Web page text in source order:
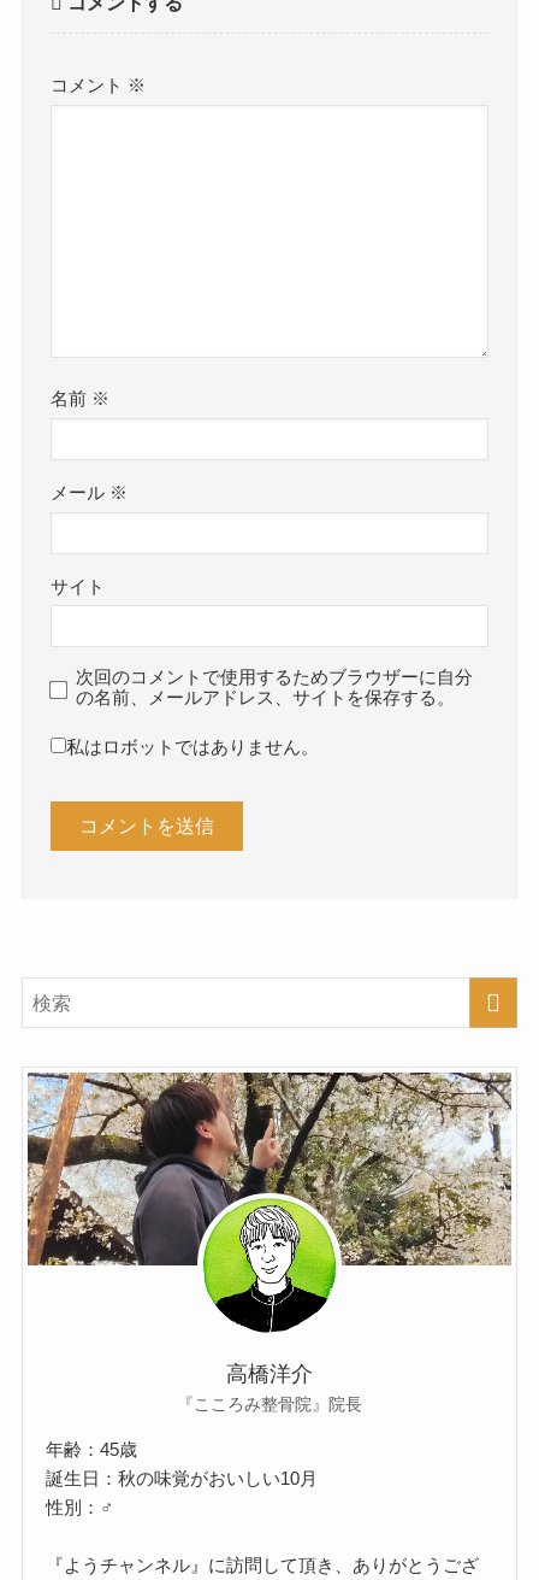
コメント ※
名前 ※
メール ※
サイト
次回のコメントで使用するためブラウザーに自分
の名前、メールアドレス、サイトを保存する。
私はロボットではありません。
高橋洋介
『こころみ整骨院』院長
年齢：45歳
誕生日：秋の味覚がおいしい10月
性別：♂
『ようチャンネル』に訪問して頂き、ありがとうござ